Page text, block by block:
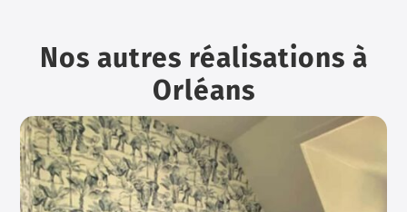
Nos autres réalisations à
Orléans